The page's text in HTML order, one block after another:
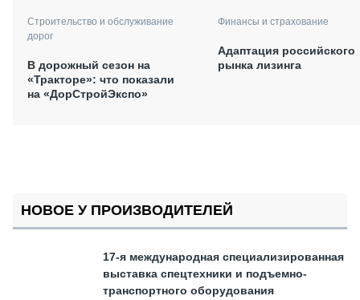
Строительство и обслуживание
дорог
В дорожный сезон на
«Тракторе»: что показали
на «ДорСтройЭкспо»
Финансы и страхование
Адаптация российского
рынка лизинга
НОВОЕ У ПРОИЗВОДИТЕЛЕЙ
17-я международная специализированная
выставка спецтехники и подъемно-
транспортного оборудования